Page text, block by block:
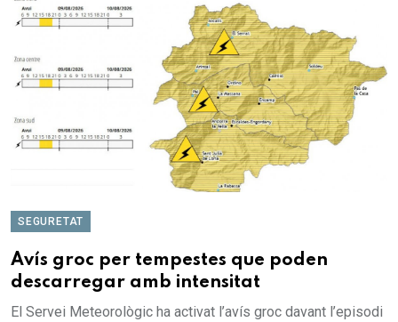
SEGURETAT
Avís groc per tempestes que poden
descarregar amb intensitat
El Servei Meteorològic ha activat l’avís groc davant l’episodi